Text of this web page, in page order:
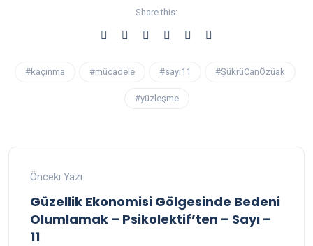
Share this:
#kaçınma #mücadele #sayı11 #ŞükrüCanÖzüak
#yüzleşme
Önceki Yazı
Güzellik Ekonomisi Gölgesinde Bedeni
Olumlamak – Psikolektif’ten – Sayı –
11